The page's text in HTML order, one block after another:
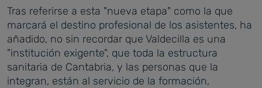
Tras referirse a esta "nueva etapa" como la que
marcará el destino profesional de los asistentes, ha
añadido, no sin recordar que Valdecilla es una
"institución exigente", que toda la estructura
sanitaria de Cantabria, y las personas que la
integran, están al servicio de la formación,